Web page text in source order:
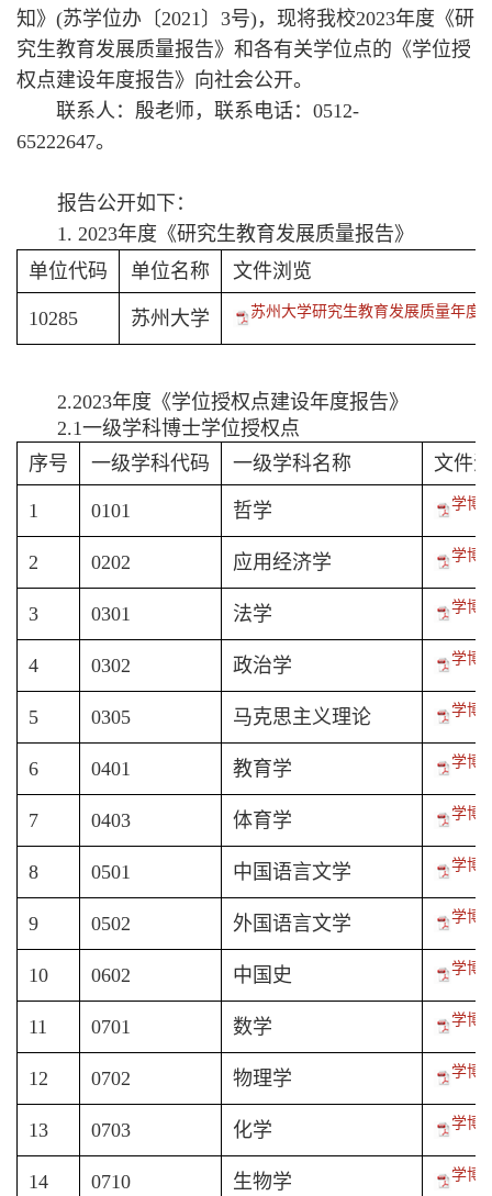
知》(苏学位办〔2021〕3号)，现将我校2023年度《研
究生教育发展质量报告》和各有关学位点的《学位授
权点建设年度报告》向社会公开。
联系人：殷老师，联系电话：0512-
65222647。
报告公开如下：
1. 2023年度《研究生教育发展质量报告》
单位代码
单位名称 文件浏览
10285 苏州大学 苏州大学研究生教育发展质量年度
2.2023年度《学位授权点建设年度报告》
2.1一级学科博士学位授权点
序号
一级学科代码 一级学科名称 文件
1 0101 哲学 学博-
2 0202 应用经济学 学博-
3 0301 法学 学博-
4 0302 政治学 学博-
5 0305 马克思主义理论 学博-
6 0401 教育学 学博-
7 0403 体育学 学博-
8 0501 中国语言文学 学博-
9 0502 外国语言文学 学博-
10 0602 中国史 学博-
11 0701 数学 学博-
12 0702 物理学 学博-
13 0703 化学 学博-
14 0710 生物学 学博-